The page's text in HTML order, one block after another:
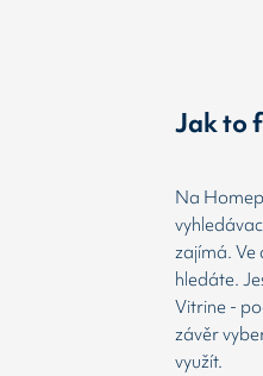
Jak to
Na
zajímá. Ve
hledáte.
Vitrine -
závěr
využít.